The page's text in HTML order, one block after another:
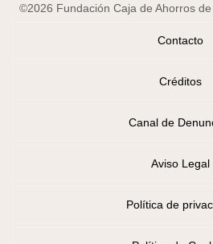
©2026 Fundación Caja de Ahorros
Contacto
Créditos
Canal de
Aviso Legal
Política de